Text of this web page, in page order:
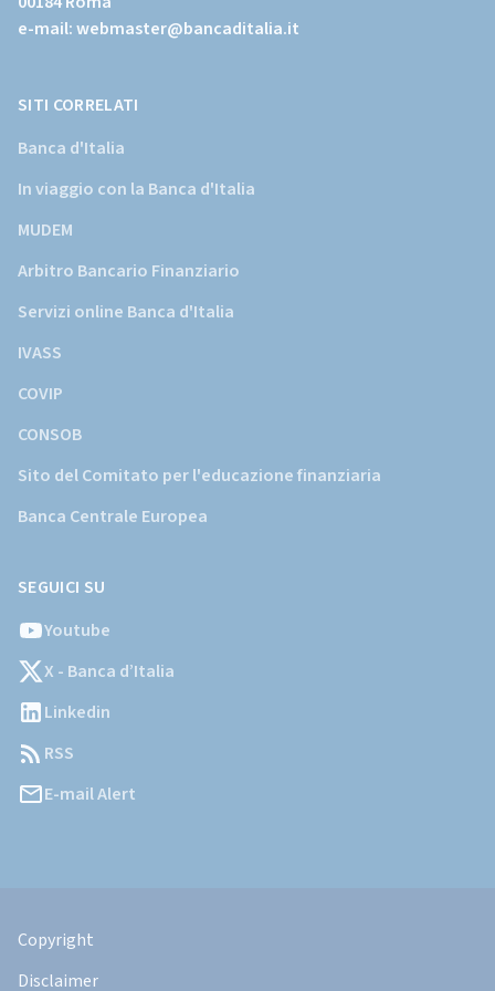
istituzionale
della
e-mail:webmaster@bancaditalia.it
SITI CORRELATI
Banca d'Italia
In viaggio con la Banca d'Italia
MUDEM
Arbitro Bancario Finanziario
Servizi online Banca d'Italia
IVASS
COVIP
CONSOB
Sito del Comitato per l'educazione finanziaria
Banca Centrale Europea
SEGUICI SU
Youtube
X - Banca d’Italia
Linkedin
RSS
E-mail Alert
Legali
Copyright
Disclaimer